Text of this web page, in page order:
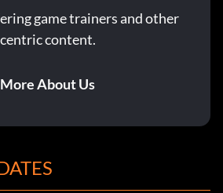
game trainers and other
content.
More About Us